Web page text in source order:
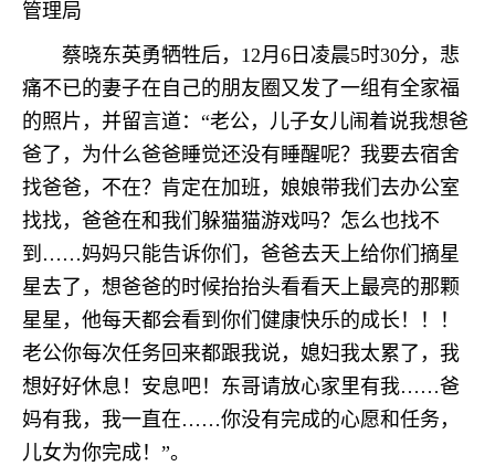
管理局
蔡晓东英勇牺牲后，12月6日凌晨5时30分，悲
痛不已的妻子在自己的朋友圈又发了一组有全家福
的照片，并留言道：“老公，儿子女儿闹着说我想爸
爸了，为什么爸爸睡觉还没有睡醒呢？我要去宿舍
找爸爸，不在？肯定在加班，娘娘带我们去办公室
找找，爸爸在和我们躲猫猫游戏吗？怎么也找不
到……妈妈只能告诉你们，爸爸去天上给你们摘星
星去了，想爸爸的时候抬抬头看看天上最亮的那颗
星星，他每天都会看到你们健康快乐的成长！！！
老公你每次任务回来都跟我说，媳妇我太累了，我
想好好休息！安息吧！东哥请放心家里有我……爸
妈有我，我一直在……你没有完成的心愿和任务，
儿女为你完成！”。